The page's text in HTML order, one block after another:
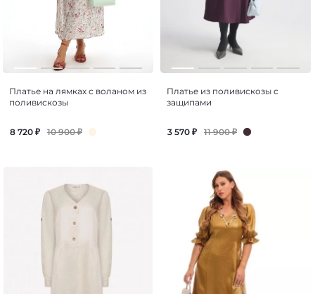
Платье на лямках с воланом из
поливискозы
8 720 ₽ 10 900₽
Платье из поливискозы с
защипами
3 570 ₽ 11 900₽